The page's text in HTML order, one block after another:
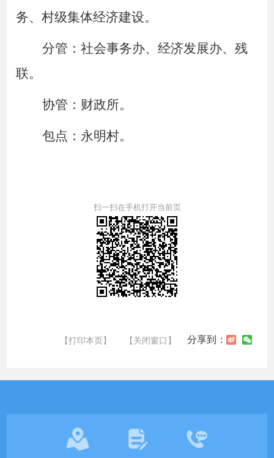
务、村级集体经济建设。
分管：社会事务办、经济发展办、残
联。
协管：财政所。
包点：永明村。
扫一扫在手机打开当前页
【打印本页】 【关闭窗口】 分享到：